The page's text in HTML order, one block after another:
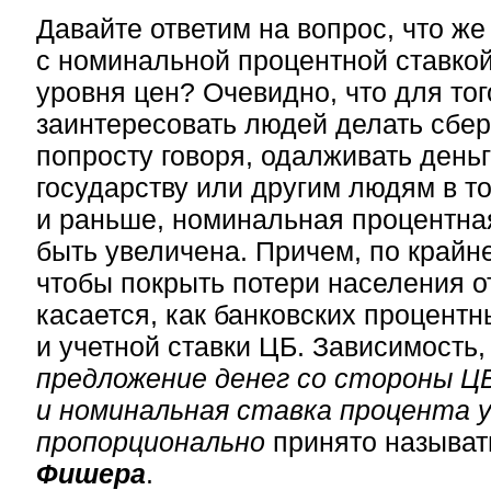
Давайте ответим на вопрос, что
с номинальной процентной
уровня цен? Очевидно, что для
заинтересовать людей делать
попросту говоря, одалживать
государству или другим людям в
и раньше, номинальная
быть увеличена. Причем, по
чтобы покрыть потери населения
касается, как банковских
и учетной ставки ЦБ.
предложение денег со стороны
и номинальная ставка процента
пропорционально принято
Фишера.